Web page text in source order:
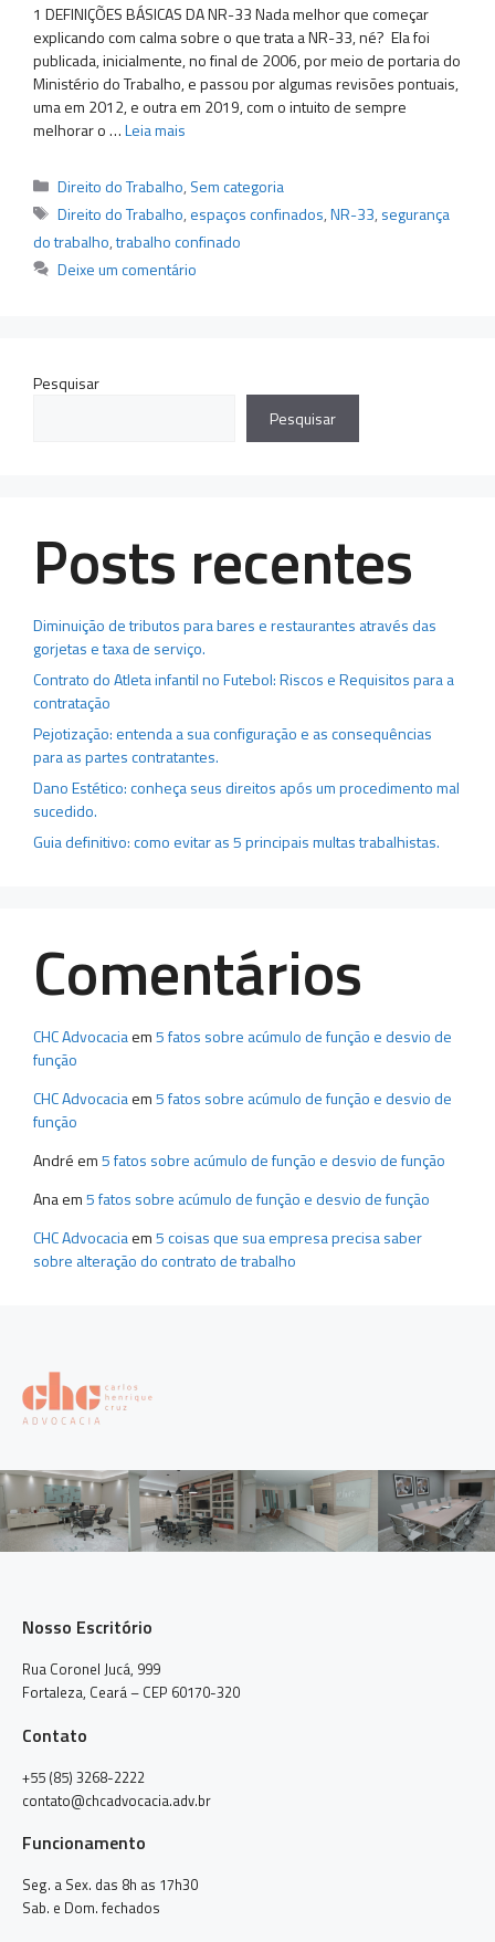
1 DEFINIÇÕES BÁSICAS DA NR-33 Nada melhor que começar
explicando com calma sobre o que trata a NR-33, né? Ela foi
publicada, inicialmente, no final de 2006, por meio de portaria do
Ministério do Trabalho, e passou por algumas revisões pontuais,
uma em 2012, e outra em 2019, com o intuito de sempre
melhorar o …Leia mais
Categorias
Direito do Trabalho, Sem categoria
Tags
Direito do Trabalho, espaços confinados,NR-33, segurança
do trabalho,trabalho confinado
Deixe um comentário
Pesquisar
Pesquisar
Posts recentes
Diminuição de tributos para bares e restaurantes através das
gorjetas e taxa de serviço.
Contrato do Atleta infantil no Futebol: Riscos e Requisitos para a
contratação
Pejotização: entenda a sua configuração e as consequências
para as partes contratantes.
Dano Estético: conheça seus direitos após um procedimento mal
sucedido.
Guia definitivo: como evitar as 5 principais multas trabalhistas.
Comentários
CHC Advocaciaem5 fatos sobre acúmulo de função e desvio de
função
CHC Advocaciaem5 fatos sobre acúmulo de função e desvio de
função
André em5 fatos sobre acúmulo de função e desvio de função
Anaem5 fatos sobre acúmulo de função e desvio de função
CHC Advocaciaem5 coisas que sua empresa precisa saber
sobre alteração do contrato de trabalho
Nosso Escritório
Rua Coronel Jucá, 999
Fortaleza, Ceará – CEP 60170-320
Contato
+55 (85) 3268-2222
contato@chcadvocacia.adv.br
Funcionamento
Seg. a Sex. das 8h as 17h30
Sab. e Dom. fechados